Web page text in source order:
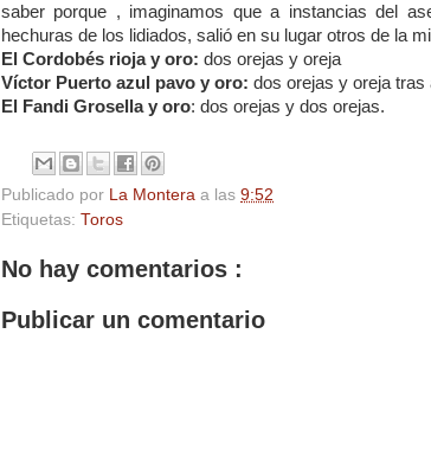
saber porque , imaginamos que a instancias del
hechuras de los lidiados, salió en su lugar otros de la
El Cordobés rioja y oro: dos orejas y oreja
Víctor Puerto azul pavo y oro: dos orejas y oreja tras
El Fandi Grosella y oro: dos orejas y dos orejas.
Publicado por La Montera a las 9:52
Etiquetas: Toros
No hay comentarios :
Publicar un comentario